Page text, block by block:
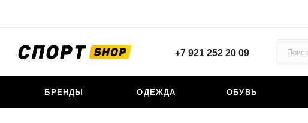
+7 921 252 20 09
БРЕНДЫ ОДЕЖДА ОБУВЬ